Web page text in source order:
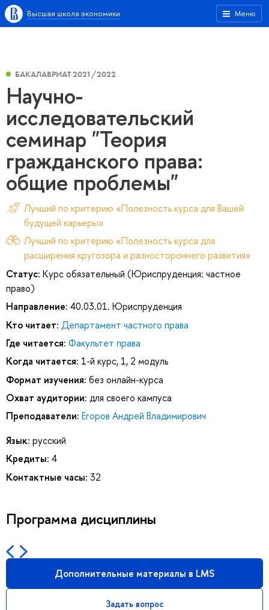
Меню
Высшая школа экономики
БАКАЛАВРИАТ 2021/2022
Научно-
исследовательский
семинар "Теория
гражданского права:
общие проблемы"
Лучший по критерию «Полезность курса для Вашей
будущей карьеры»
Лучший по критерию «Полезность курса для
расширения кругозора и разностороннего развития»
Статус: Курс обязательный (Юриспруденция: частное
право)
Направление: 40.03.01. Юриспруденция
Кто читает: Департамент частного права
Где читается: Факультет права
Когда читается: 1-й курс, 1, 2 модуль
Формат изучения: без онлайн-курса
Охват аудитории: для своего кампуса
Преподаватели: Егоров Андрей Владимирович
Язык: русский
Кредиты: 4
Контактные часы: 32
Программа дисциплины
Дополнительные материалы в LMS
Задать вопрос